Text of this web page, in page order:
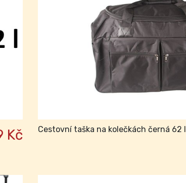
Kč Cestovní taška na kolečkách černá 62 l